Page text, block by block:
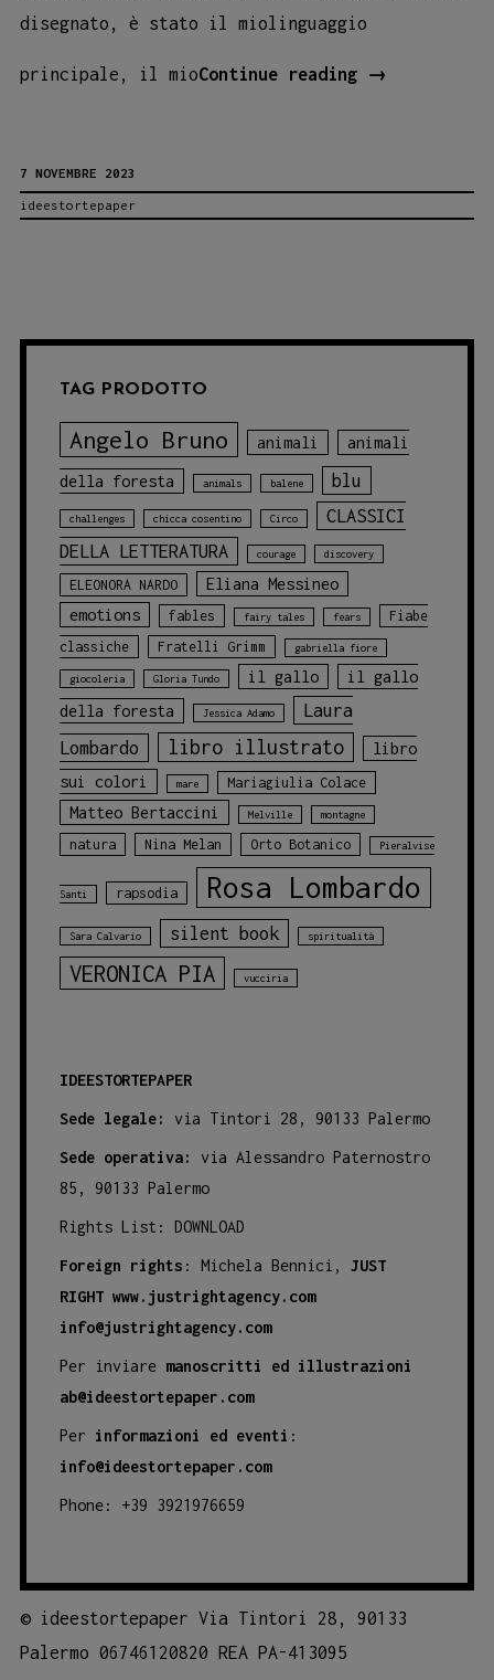
disegnato, è stato il miolinguaggio
principale, il mioContinue reading
ELEONORA
PERDERE!
→
7 NOVEMBRE 2023
ideestortepaper
TAG PRODOTTO
Angelo Bruno animali animali
della foresta animals balene blu
challenges chicca cosentino Circo
CLASSICI
DELLA LETTERATURA
courage discovery
ELEONORA NARDO
Eliana Messineo
emotions
fables fairy tales fears
Fiabe
classiche
Fratelli Grimm gabriella fiore
giocoleria Gloria Tundo il gallo
il gallo
della foresta
Jessica Adamo
Laura
Lombardo
libro illustrato
libro
sui colori
mare Mariagiulia Colace
Matteo Bertaccini Melville montagne
natura Nina Melan Orto Botanico Pieralvise
Santi rapsodia Rosa Lombardo
Sara Calvario silent book spiritualità
VERONICA PIA vucciria
IDEESTORTEPAPER
Sede legale: via Tintori 28, 90133 Palermo
Sede operativa:
via Alessandro Paternostro
85, 90133 Palermo
Rights List: DOWNLOAD
Foreign rights : Michela Bennici, JUST
RIGHT www.justrightagency.com
info@justrightagency.com
Per inviare manoscritti ed illustrazioni
ab@ideestortepaper.com
Per informazioni ed eventi :
info@ideestortepaper.com
Phone: +39 3921976659
© ideestortepaper Via Tintori 28, 90133
Palermo 06746120820 REA PA-413095